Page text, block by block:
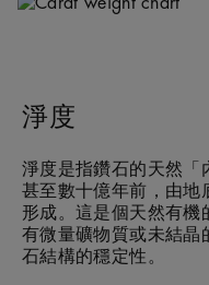
淨度
淨度是指鑽石的天然「
甚至數十億年前，由地
形成。這是個天然有機
有微量礦物質或未結晶
石結構的穩定性。